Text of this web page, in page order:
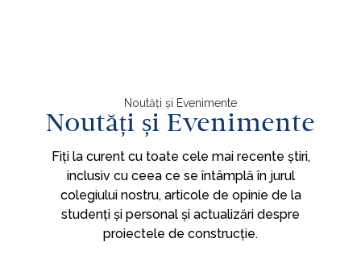
Noutăți și Evenimente
Noutăți și Evenimente
Fiți la curent cu toate cele mai recente știri,
inclusiv cu ceea ce se întâmplă în jurul
colegiului nostru, articole de opinie de la
studenți și personal și actualizări despre
proiectele de construcție.